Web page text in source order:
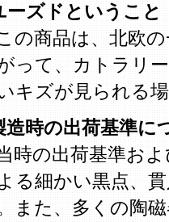
ーズドということ
の商品は、北欧の
って、カトラリ
キズが見られる
造時の出荷基準に
時の出荷基準およ
る細かい黒点、
また、多くの陶